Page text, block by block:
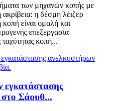
των μηχανών κοπής με
η δέσμη λέιζερ
κοπή είναι ομαλή και
επεξεργασία
κοπή...
εγκατάστασης
Σάουθ...